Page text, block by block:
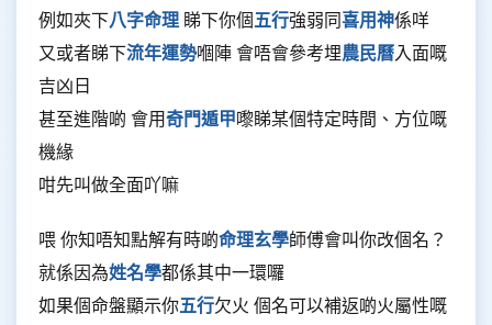
例如夾下八字命理 睇下你個五行強弱同喜用神係咩
又或者睇下流年運勢嗰陣 會唔會參考埋農民曆入面嘅
吉凶日
甚至進階啲 會用奇門遁甲嚟睇某個特定時間、方位嘅
機緣
咁先叫做全面吖嘛
喂 你知唔知點解有時啲命理玄學師傅會叫你改個名？
就係因為姓名學都係其中一環囉
如果個命盤顯示你五行欠火 個名可以補返啲火屬性嘅